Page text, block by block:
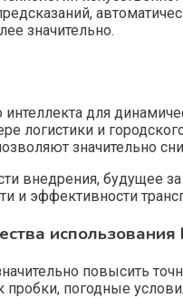
значительно.
интеллекта для
логистики и
значительно
внедрения, будущее
и эффективности
повысить
погодные